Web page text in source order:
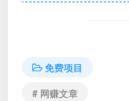
免费项目
# 网赚文章